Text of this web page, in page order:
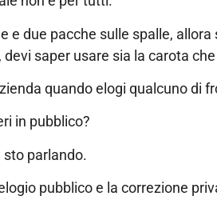
e due pacche sulle spalle,
saper usare sia la carota
quando elogi qualcuno di
in pubblico?
sto parlando.
pubblico e la correzione